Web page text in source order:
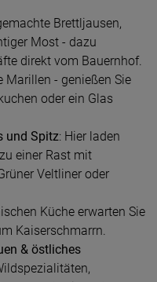
Brettljausen,
Most - dazu
direkt vom Bauernhof.
Marillen - genießen Sie
oder ein Glas
und Spitz: Hier laden
einer Rast mit
Veltliner oder
Küche erwarten Sie
Kaiserschmarrn.
& östliches